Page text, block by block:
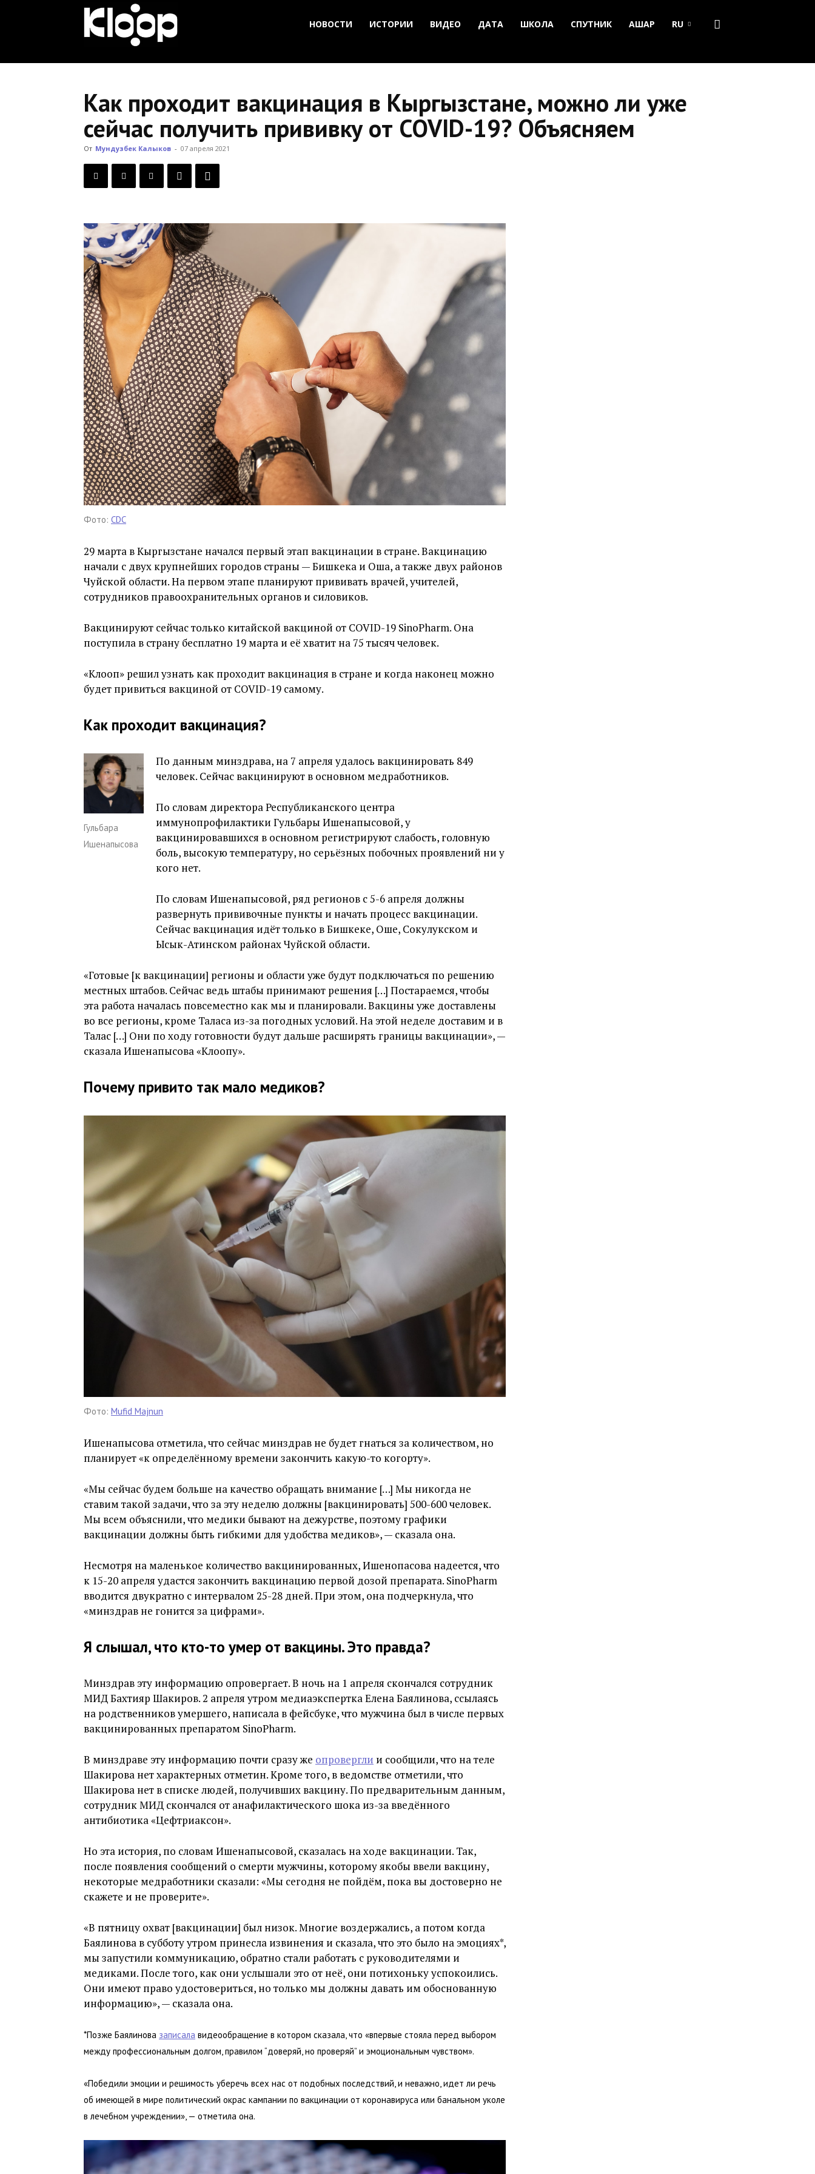
Кыргызстана
НОВОСТИ ИСТОРИИ ВИДЕО ДАТА ШКОЛА СПУТНИК АШАР RU
Как проходит вакцинация в Кыргызстане, можно ли уже
сейчас получить прививку от COVID-19? Объясняем
От Мундузбек Калыков - 07 апреля 2021
Фото: CDC
29 марта в Кыргызстане начался первый этап вакцинации в стране. Вакцинацию
начали с двух крупнейших городов страны — Бишкека и Оша, а также двух районов
Чуйской области. На первом этапе планируют прививать врачей, учителей,
сотрудников правоохранительных органов и силовиков.
Вакцинируют сейчас только китайской вакциной от COVID-19 SinoPharm. Она
поступила в страну бесплатно 19 марта и её хватит на 75 тысяч человек.
«Клооп» решил узнать как проходит вакцинация в стране и когда наконец можно
будет привиться вакциной от COVID-19 самому.
Как проходит вакцинация?
Гульбара
Ишенапысова
По данным минздрава, на 7 апреля удалось вакцинировать 849
человек. Сейчас вакцинируют в основном медработников.
По словам директора Республиканского центра
иммунопрофилактики Гульбары Ишенапысовой, у
вакцинировавшихся в основном регистрируют слабость, головную
боль, высокую температуру, но серьёзных побочных проявлений ни у
кого нет.
По словам Ишенапысовой, ряд регионов с 5-6 апреля должны
развернуть прививочные пункты и начать процесс вакцинации.
Сейчас вакцинация идёт только в Бишкеке, Оше, Сокулукском и
Ысык-Атинском районах Чуйской области.
«Готовые [к вакцинации] регионы и области уже будут подключаться по решению
местных штабов. Сейчас ведь штабы принимают решения […] Постараемся, чтобы
эта работа началась повсеместно как мы и планировали. Вакцины уже доставлены
во все регионы, кроме Таласа из-за погодных условий. На этой неделе доставим и в
Талас […] Они по ходу готовности будут дальше расширять границы вакцинации», —
сказала Ишенапысова «Клоопу».
Почему привито так мало медиков?
Фото: Mufid Majnun
Ишенапысова отметила, что сейчас минздрав не будет гнаться за количеством, но
планирует «к определённому времени закончить какую-то когорту».
«Мы сейчас будем больше на качество обращать внимание […] Мы никогда не
ставим такой задачи, что за эту неделю должны [вакцинировать] 500-600 человек.
Мы всем объяснили, что медики бывают на дежурстве, поэтому графики
вакцинации должны быть гибкими для удобства медиков», — сказала она.
Несмотря на маленькое количество вакцинированных, Ишенопасова надеется, что
к 15-20 апреля удастся закончить вакцинацию первой дозой препарата. SinoPharm
вводится двукратно с интервалом 25-28 дней. При этом, она подчеркнула, что
«минздрав не гонится за цифрами».
Я слышал, что кто-то умер от вакцины. Это правда?
Минздрав эту информацию опровергает. В ночь на 1 апреля скончался сотрудник
МИД Бахтияр Шакиров. 2 апреля утром медиаэкспертка Елена Баялинова, ссылаясь
на родственников умершего, написала в фейсбуке, что мужчина был в числе первых
вакцинированных препаратом SinoPharm.
В минздраве эту информацию почти сразу же опровергли и сообщили, что на теле
Шакирова нет характерных отметин. Кроме того, в ведомстве отметили, что
Шакирова нет в списке людей, получивших вакцину. По предварительным данным,
сотрудник МИД скончался от анафилактического шока из-за введённого
антибиотика «Цефтриаксон».
Но эта история, по словам Ишенапысовой, сказалась на ходе вакцинации. Так,
после появления сообщений о смерти мужчины, которому якобы ввели вакцину,
некоторые медработники сказали: «Мы сегодня не пойдём, пока вы достоверно не
скажете и не проверите».
«В пятницу охват [вакцинации] был низок. Многие воздержались, а потом когда
Баялинова в субботу утром принесла извинения и сказала, что это было на эмоциях*,
мы запустили коммуникацию, обратно стали работать с руководителями и
медиками. После того, как они услышали это от неё, они потихоньку успокоились.
Они имеют право удостовериться, но только мы должны давать им обоснованную
информацию», — сказала она.
*Позже Баялинова записала видеообращение в котором сказала, что «впервые стояла перед выбором
между профессиональным долгом, правилом “доверяй, но проверяй” и эмоциональным чувством».
«Победили эмоции и решимость уберечь всех нас от подобных последствий, и неважно, идет ли речь
об имеющей в мире политический окрас кампании по вакцинации от коронавируса или банальном уколе
в лечебном учреждении», — отметила она.